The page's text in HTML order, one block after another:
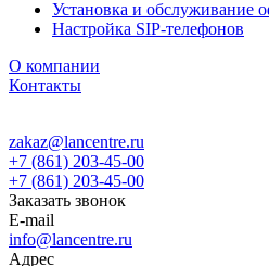
Установка и обслуживание
Настройка SIP-телефонов
О компании
Контакты
zakaz@lancentre.ru
+7 (861) 203-45-00
+7 (861) 203-45-00
Заказать звонок
E-mail
info@lancentre.ru
Адрес